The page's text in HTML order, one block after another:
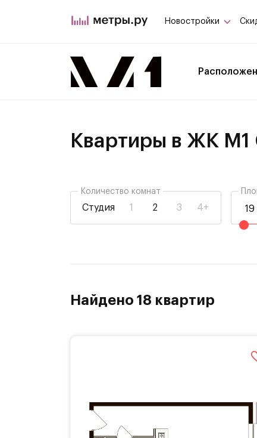
Новостройки
Квартиры в ЖК М1
Количество комнат
Студия 1 2 3 4+
Найдено 18 квартир